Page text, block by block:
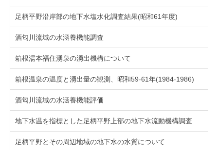
足柄平野沿岸部の地下水塩水化調査結果(昭和61年度)
酒匂川流域の水涵養機能調査
箱根湯本福住湧泉の湧出機構について
箱根温泉の温度と湧出量の観測、昭和59-61年(1984-1986)
酒匂川流域の水涵養機能評価
地下水温を指標とした足柄平野上部の地下水流動機構調査
足柄平野とその周辺地域の地下水の水質について